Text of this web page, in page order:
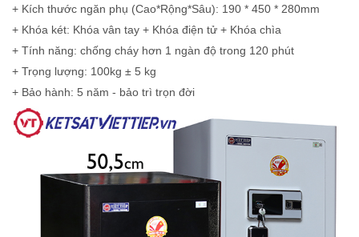
+ Kích thước ngăn phụ (Cao*Rộng*Sâu): 190 * 450 * 280mm
+ Khóa két: Khóa vân tay + Khóa điện tử + Khóa chìa
+ Tính năng: chống cháy hơn 1 ngàn độ trong 120 phút
+ Trọng lượng: 100kg ± 5 kg
+ Bảo hành: 5 năm - bảo trì trọn đời